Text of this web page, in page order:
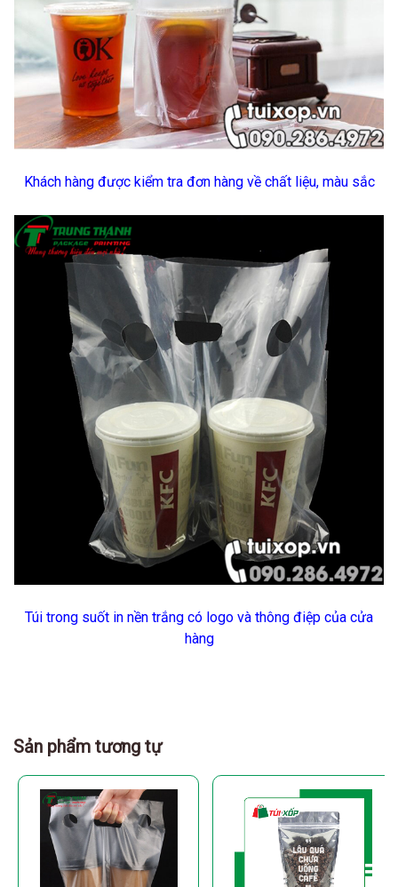
Khách hàng được kiểm tra đơn hàng về chất liệu, màu sắc
Túi trong suốt in nền trắng có logo và thông điệp của cửa
hàng
Sản phẩm tương tự